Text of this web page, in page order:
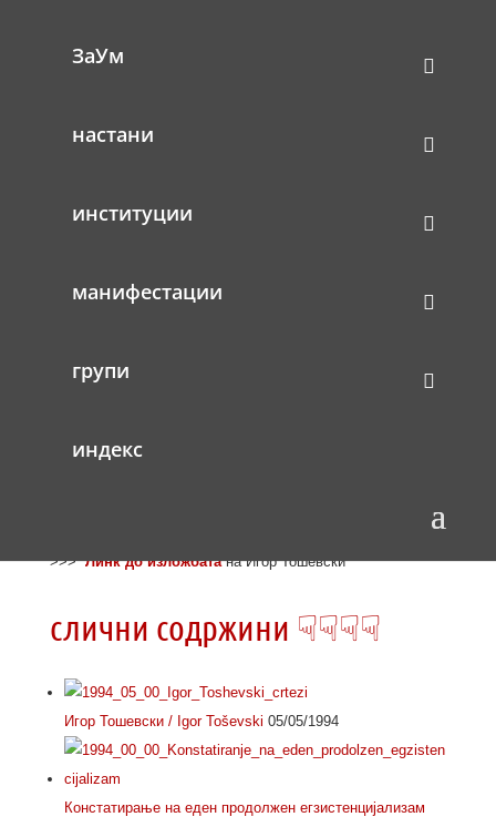
ЗаУм
настани
институции
манифестации
групи
индекс
Осврт кон изложбата на цртежи на Игор Тошевски во
Музејот на град Скопје
Објавено во дневниот печат, Скопје
>>>Линк до изложбатана Игор Тошевски
слични содржини ☟☟☟☟
Игор Тошевски / Igor Toševski 05/05/1994
Констатирање на еден продолжен егзистенцијализам